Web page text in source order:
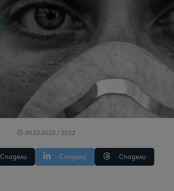
20.12.2023 / 12:12
Сподели Сподели Сподели